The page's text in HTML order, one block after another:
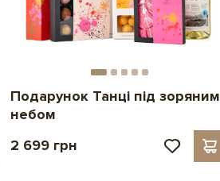
Подарунок Танці під зоряним
небом
2 699 грн